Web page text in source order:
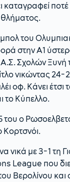
καταγραφεί ποτέ
του
στην Α1
Σχολών Ξυνή
νικώντας
οφ. Κάνει έτσι
το Κύπελλο.
του ο
Κορτσνόι.
νικά με 3-1 τη
League που
Βερολίνου και